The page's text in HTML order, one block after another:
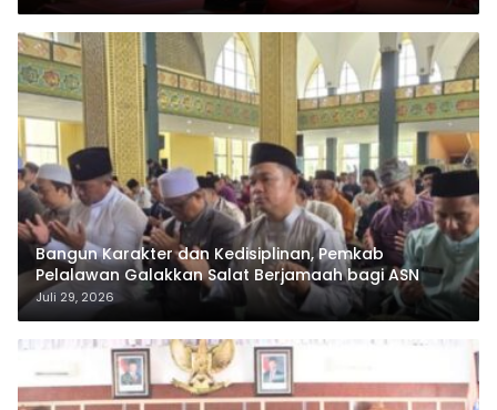
Bangun Karakter dan Kedisiplinan, Pemkab
Pelalawan Galakkan Salat Berjamaah bagi ASN
Juli 29, 2026